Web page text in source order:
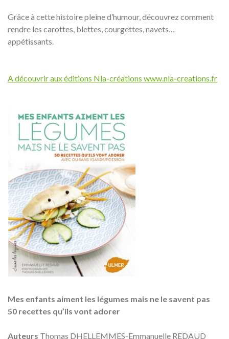
Grâce à cette histoire pleine d’humour, découvrez comment
rendre les carottes, blettes, courgettes, navets…
appétissants.
A découvrir aux éditions Nla-créations www.nla-creations.fr
Mes enfants aiment les légumes mais ne le savent pas
50 recettes qu’ils vont adorer
Auteurs Thomas DHELLEMMES-Emmanuelle REDAUD